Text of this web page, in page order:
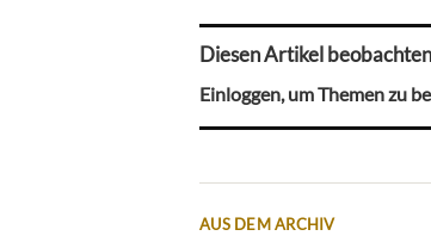
Diesen Artikel beobachten
Einloggen, um Themen zu
AUS DEM ARCHIV